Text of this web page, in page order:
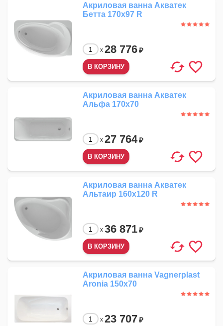
Акриловая ванна Акватек
Бетта 170x97 R
x 28 776₽
Акриловая ванна Акватек
Альфа 170x70
x 27 764₽
Акриловая ванна Акватек
Альтаир 160x120 R
x 36 871₽
Акриловая ванна Vagnerplast
Aronia 150x70
x 23 707₽